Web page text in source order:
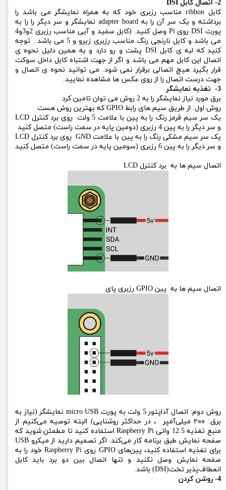
2- اتصال کابل DSI
کابل ribbon مناسب رزبری خود که به همراه نمایشگر می باشد را
برداشته و یک سر آن را به adapter board نمایشگر و سر دیگر را را به
پورت DSI روی Pi وصل کنید. (کابل سفید و آبی مناسب رزبری 2و3و4
می باشد و کابل نارنجی رنگ مناسب رزبری زیرو و 5 می باشد . توجه
کنید که لبه ی کابل DSI پشت و رو دارد و به همین دلیل نحوه ی
اتصال این کابل مهم می باشد و اگر از جهت اشتباه کابل داخل سوکت
قرار بگیرد هیچ اتصالی برقرار نمی شود. می توانید نحوه ی اتصال و
جهت درست اتصال را از روی عکس ها مشاهده نمایید.
3- تغذیه نمایشگر
برق مورد نیاز نمایشگر را به 2 روش می توان تامین کرد
روش اول: از طریق سیم های رابط GPIO که بهترین روش هست
یک سر سیم قرمز رنگ را به پین ​​با علامت 5 ولت روی برد کنترل LCD
و سر دیگر را به پین ​​4 رزبری (دومین پایه در سمت راست) متصل کنید
یک سر سیم مشکی رنگ را به پین ​​با علامت GND روی برد کنترل LCD
و سر دیگر را به پین ​​6 رزبری (سومین پایه در سمت راست) متصل کنید
اتصال سیم ها به برد کنترل LCD
اتصال سیم ها به پین GPIO رزبری پای
روش دوم: اتصال آداپتور 5 ولت به پورت micro USB نمایشگر (نیاز به
برق: ۲۰۰ میلی‌آمپر ، در حداکثر روشنایی) البته توصیه می‌کنیم از
منبع تغذیه 12.5 واتی Raspberry Pi استفاده کنید تا مطمئن شوید که
صفحه نمایش طبق برنامه کار می‌کند. اگر تصمیم دارید از میکرو USB
برای تغذیه استفاده کنید، پین‌های GPIO روی Raspberry Pi خود را به
صفحه نمایش وصل نکنید و تنها اتصال بین دو برد باید کابل
انعطاف‌پذیر تخت(DSI) باشد.
4- روشن کردن